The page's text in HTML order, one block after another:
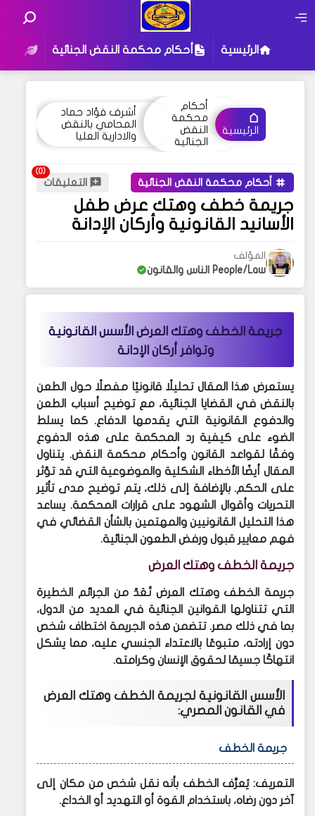
الرئيسية أحكام محكمة النقض الجنائية
الرئيسية
أحكام
محكمة
النقض
الجنائية
أشرف فؤاد حماد
المحامي بالنقض
والادارية العليا
أحكام محكمة النقض الجنائية التعليقات
جريمة خطف وهتك عرض طفل
الأسانيد القانونية وأركان الإدانة
المؤلف
People/Law الناس والقانون
جريمة الخطف وهتك العرض الأسس القانونية
وتوافر أركان الإدانة
يستعرض هذا المقال تحليلًا قانونيًا مفصلًا حول الطعن
بالنقض في القضايا الجنائية، مع توضيح أسباب الطعن
والدفوع القانونية التي يقدمها الدفاع. كما يسلط
الضوء على كيفية رد المحكمة على هذه الدفوع
وفقًا لقواعد القانون وأحكام محكمة النقض. يتناول
المقال أيضًا الأخطاء الشكلية والموضوعية التي قد تؤثر
على الحكم. بالإضافة إلى ذلك، يتم توضيح مدى تأثير
التحريات وأقوال الشهود على قرارات المحكمة. يساعد
هذا التحليل القانونيين والمهتمين بالشأن القضائي في
فهم معايير قبول ورفض الطعون الجنائية.
جريمة الخطف وهتك العرض
جريمة الخطف وهتك العرض تُعَدّ من الجرائم الخطيرة
التي تتناولها القوانين الجنائية في العديد من الدول،
بما في ذلك مصر. تتضمن هذه الجريمة اختطاف شخص
دون إرادته، متبوعًا بالاعتداء الجنسي عليه، مما يشكل
انتهاكًا جسيمًا لحقوق الإنسان وكرامته.​
الأسس القانونية لجريمة الخطف وهتك العرض
في القانون المصري:
جريمة الخطف
التعريف: يُعرَّف الخطف بأنه نقل شخص من مكان إلى
آخر دون رضاه، باستخدام القوة أو التهديد أو الخداع.​